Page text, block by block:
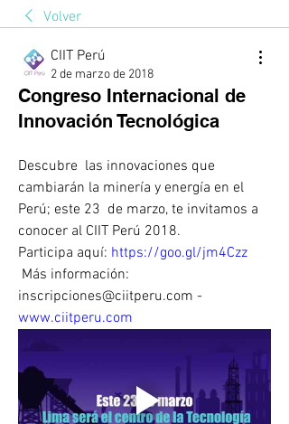
Volver
CIIT Perú
2 de marzo de 2018
Congreso Internacional de
Innovación Tecnológica
Descubre  las innovaciones que
cambiarán la minería y energía en el
Perú; este 23  de marzo, te invitamos a
conocer al CIIT Perú 2018.
Participa aquí: https://goo.gl/jm4Czz
www.ciitperu.com